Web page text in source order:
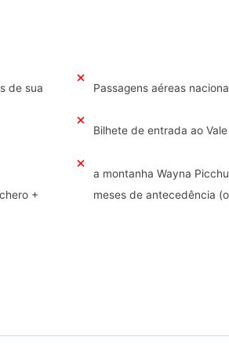
de sua
+
Passagens aéreas
Bilhete de entrada ao
a montanha Wayna
meses de antecedência